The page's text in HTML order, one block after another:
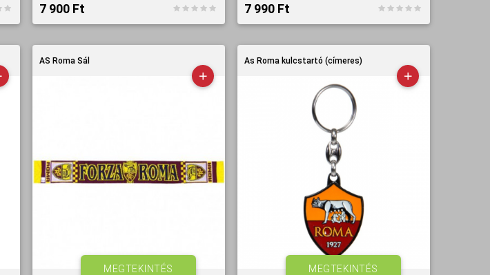
7 900 Ft‎ 7 990 Ft‎
AS Roma Sál
MEGTEKINTÉS
As Roma kulcstartó (címeres)
MEGTEKINTÉS